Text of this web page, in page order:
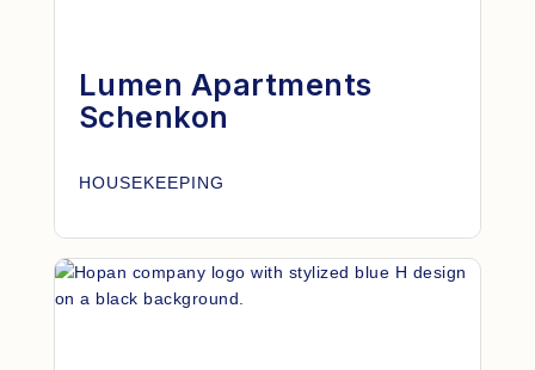
Lumen Apartments
Schenkon
HOUSEKEEPING